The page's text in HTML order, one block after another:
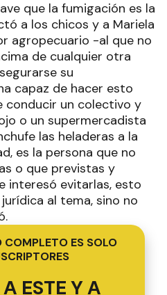
que la fumigación es la
a los chicos y a Mariela
agropecuario -al que no
de cualquier otra
su
capaz de hacer esto
conducir un colectivo y
o un supermercadista
las heladeras a la
es la persona que no
o que previstas y
interesó evitarlas, esto
al tema, sino no
COMPLETO ES SOLO
ESTE Y A